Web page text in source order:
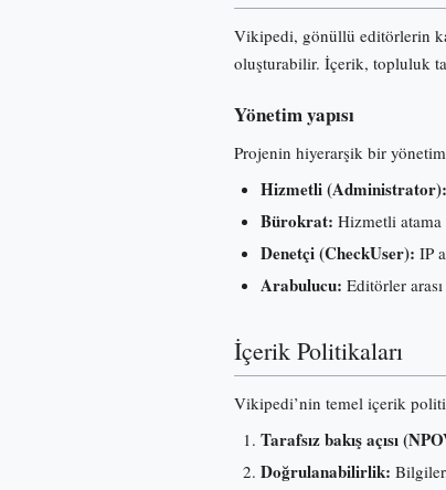
Vikipedi, gönüllü editörlerin
oluşturabilir. İçerik, topluluk
Yönetim yapısı
Projenin hiyerarşik bir yönetim
Hizmetli (Administrator):
Bürokrat: Hizmetli atama
Denetçi (CheckUser): IP
Arabulucu: Editörler
İçerik Politikaları
Vikipedi’nin temel içerik
Tarafsız bakış açısı
Doğrulanabilirlik: